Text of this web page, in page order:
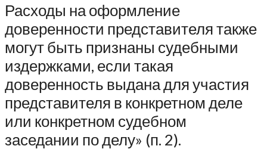
Расходы на оформление
доверенности представителя также
могут быть признаны судебными
издержками, если такая
доверенность выдана для участия
представителя в конкретном деле
или конкретном судебном
заседании по делу» (п. 2).